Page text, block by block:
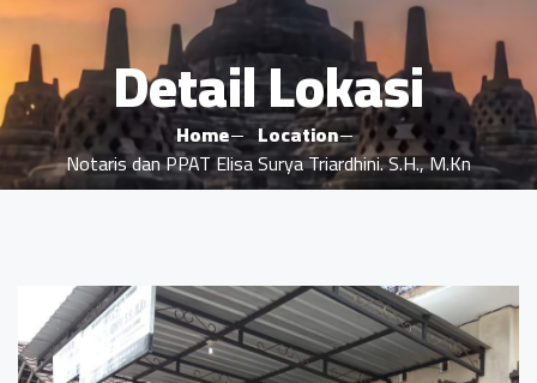
Detail Lokasi
Home
Location
Notaris dan PPAT Elisa Surya Triardhini. S.H., M.Kn